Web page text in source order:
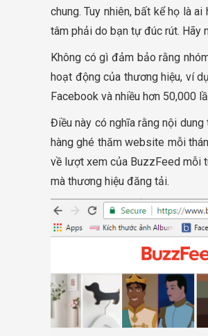
chung. Tuy nhiên, bất kể họ là
tâm phải do bạn tự đúc rút. Hãy
Không có gì đảm bảo rằng
hoạt động của thương hiệu, ví
Facebook và nhiều hơn 50,000
Điều này có nghĩa rằng nội
hàng ghé thăm website mỗi
về lượt xem của BuzzFeed mỗi
mà thương hiệu đăng tải.